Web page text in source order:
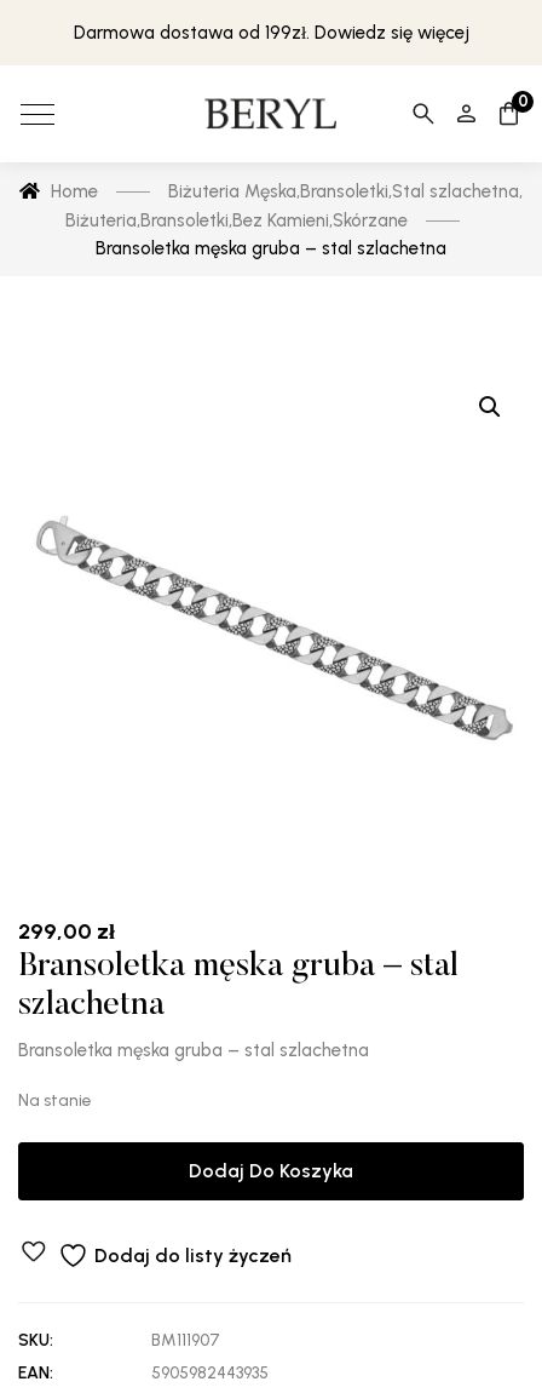
Darmowa dostawa od 199zł. Dowiedz się więcej
0
Home Biżuteria Męska,Bransoletki,Stal szlachetna,
Biżuteria,Bransoletki,Bez Kamieni,Skórzane
Bransoletka męska gruba – stal szlachetna
299,00 zł
Bransoletka męska gruba – stal
szlachetna
Bransoletka męska gruba – stal szlachetna
Na stanie
Dodaj Do Koszyka
Dodaj do listy życzeń
SKU:
BM111907
EAN:
5905982443935